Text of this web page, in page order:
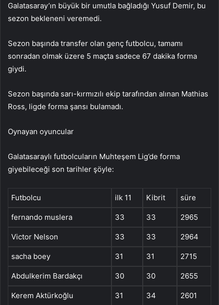
Galatasaray’ın büyük bir umutla bağladığı Yusuf Demir, bu
sezon bekleneni veremedi.
Sezon başında transfer olan genç futbolcu, tamamı
sonradan olmak üzere 5 maçta sadece 67 dakika forma
giydi.
Sezon başında sarı-kırmızılı ekip tarafından alınan Mathias
Ross, ligde forma şansı bulamadı.
Oynayan oyuncular
Galatasaraylı futbolcuların Muhteşem Lig’de forma
giyebileceği son tarihler şöyle:
Futbolcu ilk 11 Kibrit süre
fernando muslera 33 33 2965
Victor Nelson 33 33 2964
sacha boey 31 31 2715
Abdulkerim Bardakçı 30 30 2655
Kerem Aktürkoğlu 31 34 2601